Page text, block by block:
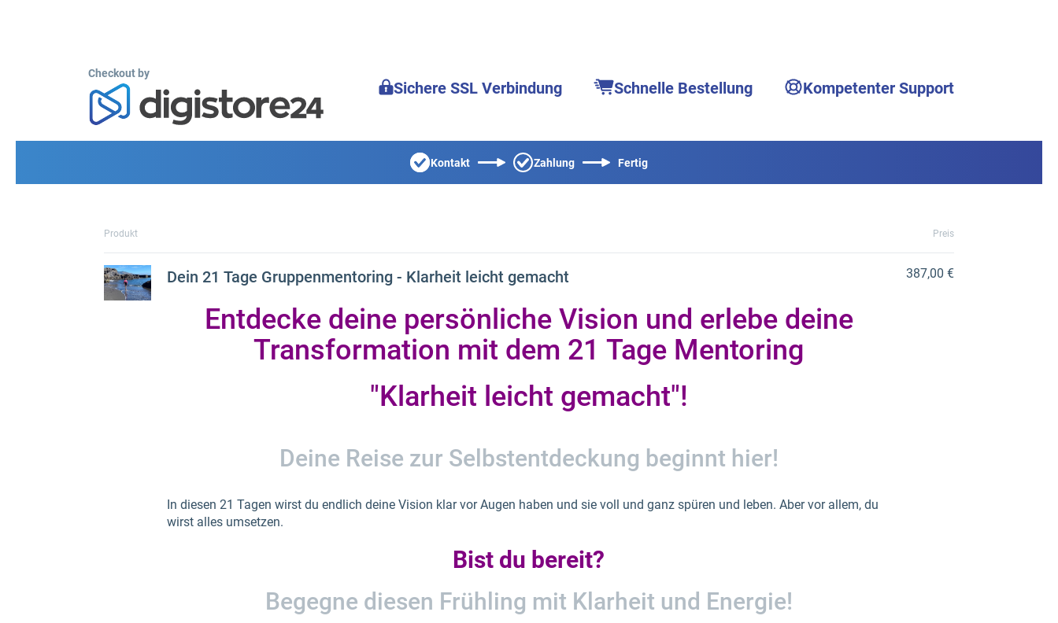
Checkout by
Sichere SSL Verbindung Schnelle Bestellung Kompetenter Support
Kontakt Zahlung Fertig
Produkt Preis
Dein 21 Tage Gruppenmentoring - Klarheit leicht gemacht
Entdecke deine persönliche Vision und erlebe deine
Transformation mit dem 21 Tage Mentoring
"Klarheit leicht gemacht"!
Deine Reise zur Selbstentdeckung beginnt hier!
In diesen 21 Tagen wirst du endlich deine Vision klar vor Augen haben und sie voll und ganz spüren und leben. Aber vor allem, du
wirst alles umsetzen.
Bist du bereit?
Begegne diesen Frühling mit Klarheit und Energie!
387,00 €